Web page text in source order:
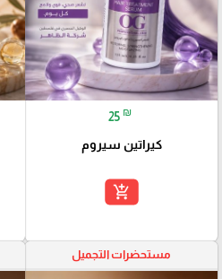
25 ₪
كيراتين سيروم
add_shopping_cart
مستحضرات التجميل